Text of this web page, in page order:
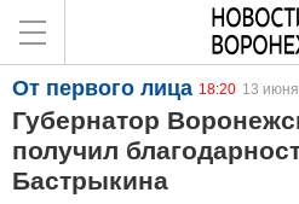
От первого лица 18:20 13
Губернатор
получил
Бастрыкина